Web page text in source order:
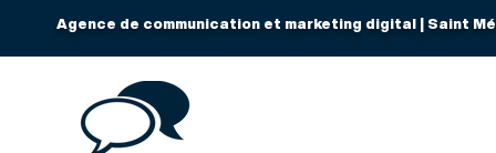
Agence de communication et marketing digital | Saint